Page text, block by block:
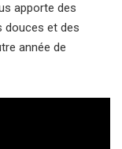
apporte des
douces et des
année de